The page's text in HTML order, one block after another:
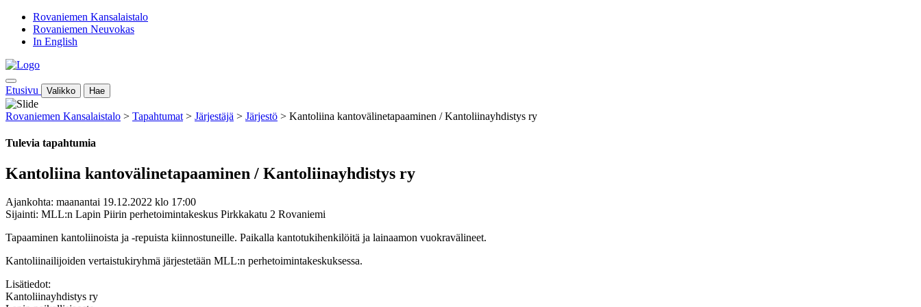
Rovaniemen Kansalaistalo
Rovaniemen Neuvokas
In English
Etusivu Valikko Hae
Rovaniemen Kansalaistalo > Tapahtumat > Järjestäjä > Järjestö > Kantoliina kantovälinetapaaminen / Kantoliinayhdistys ry
Tulevia tapahtumia
Kantoliina kantovälinetapaaminen / Kantoliinayhdistys ry
Ajankohta: maanantai 19.12.2022 klo 17:00
Sijainti: MLL:n Lapin Piirin perhetoimintakeskus Pirkkakatu 2 Rovaniemi
Tapaaminen kantoliinoista ja -repuista kiinnostuneille. Paikalla kantotukihenkilöitä ja lainaamon vuokravälineet.
Kantoliinailijoiden vertaistukiryhmä järjestetään MLL:n perhetoimintakeskuksessa.
Lisätiedot:
Kantoliinayhdistys ry